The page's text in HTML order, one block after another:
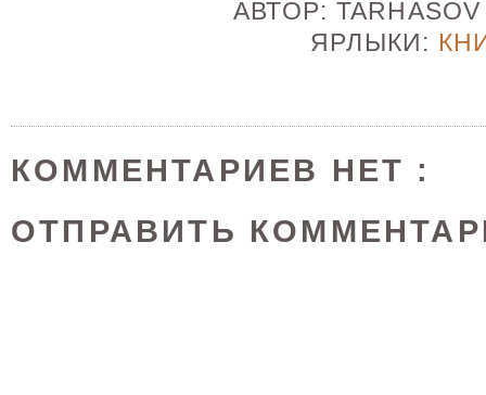
АВТОР:
ЯРЛЫКИ:
КОММЕНТАРИЕВ НЕТ :
ОТПРАВИТЬ